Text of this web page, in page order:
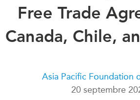
NOUS
Ce que nous faisons
Qui nous sommes
Transparence
Free Trade
Canada, Chile,
Asia Pacific Foundation
20 septembre